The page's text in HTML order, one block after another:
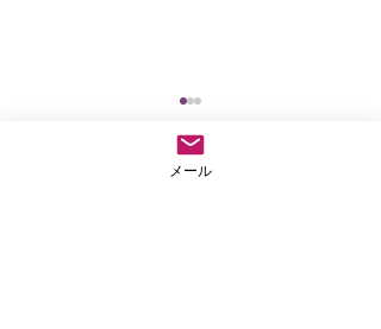
メール